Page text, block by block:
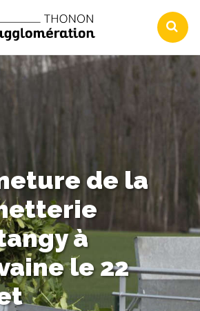
de la
à
le 22